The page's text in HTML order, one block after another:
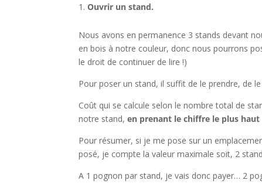
Ouvrir un stand.
Nous avons en permanence 3 stands devant
en bois à notre couleur, donc nous pourrons
le droit de continuer de lire !)
Pour poser un stand, il suffit de le prendre, de
Coût qui se calcule selon le nombre total de
notre stand,en prenant le chiffre le plus haut
Pour résumer, si je me pose sur un
posé, je compte la valeur maximale soit, 2
A 1 pognon par stand, je vais donc payer… 2